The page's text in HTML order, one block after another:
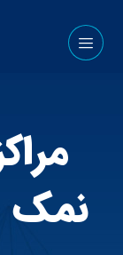
نمک